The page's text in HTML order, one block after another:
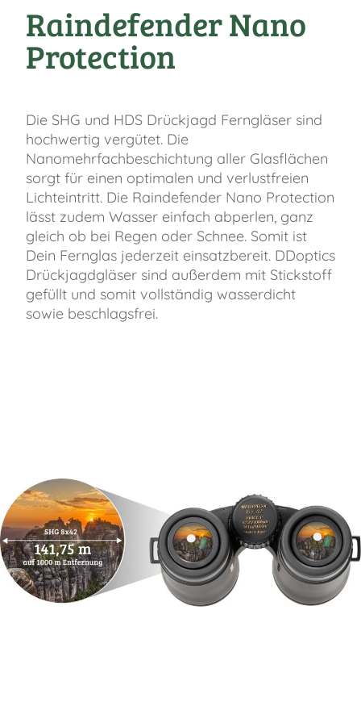
Raindefender Nano
Protection
Die SHG und HDS Drückjagd Ferngläser sind
hochwertig vergütet. Die
Nanomehrfachbeschichtung aller Glasflächen
sorgt für einen optimalen und verlustfreien
Lichteintritt. Die Raindefender Nano Protection
lässt zudem Wasser einfach abperlen, ganz
gleich ob bei Regen oder Schnee. Somit ist
Dein Fernglas jederzeit einsatzbereit. DDoptics
Drückjagdgläser sind außerdem mit Stickstoff
gefüllt und somit vollständig wasserdicht
sowie beschlagsfrei.